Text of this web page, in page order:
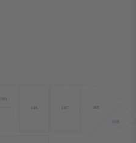
106
105
107 108
109